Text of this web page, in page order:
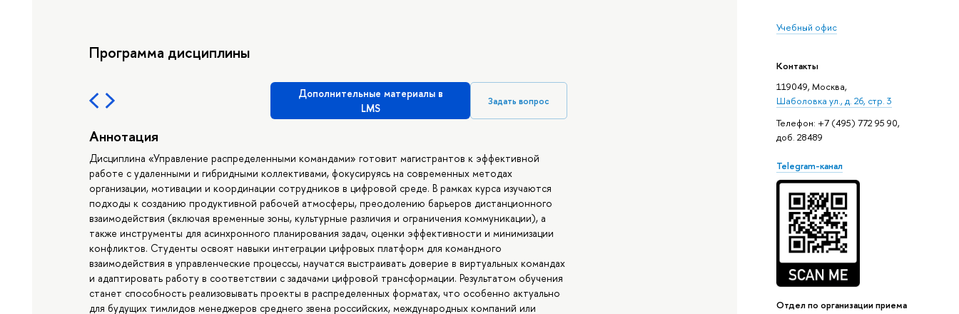
Учебный офис
Контакты
119049, Москва,
Шаболовка ул., д. 26, стр. 3
Телефон: +7 (495) 772 95 90,
доб. 28489
Telegram-канал
Отдел по организации приема
Программа дисциплины
Дополнительные материалы в
LMS
Задать вопрос
Аннотация
Дисциплина «Управление распределенными командами» готовит магистрантов к эффективной
работе с удаленными и гибридными коллективами, фокусируясь на современных методах
организации, мотивации и координации сотрудников в цифровой среде. В рамках курса изучаются
подходы к созданию продуктивной рабочей атмосферы, преодолению барьеров дистанционного
взаимодействия (включая временные зоны, культурные различия и ограничения коммуникации), а
также инструменты для асинхронного планирования задач, оценки эффективности и минимизации
конфликтов. Студенты освоят навыки интеграции цифровых платформ для командного
взаимодействия в управленческие процессы, научатся выстраивать доверие в виртуальных командах
и адаптировать работу в соответствии с задачами цифровой трансформации. Результатом обучения
станет способность реализовывать проекты в распределенных форматах, что особенно актуально
для будущих тимлидов менеджеров среднего звена российских, международных компаний или